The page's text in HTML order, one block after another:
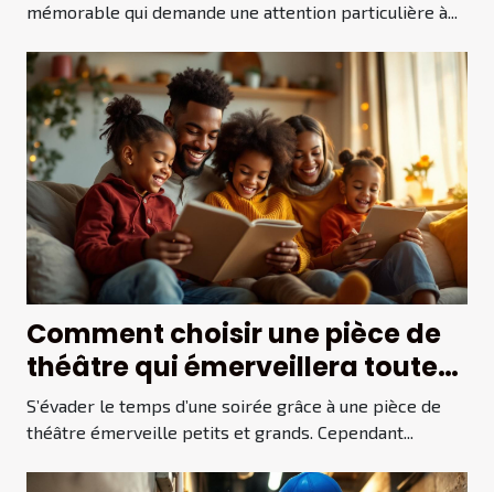
mémorable qui demande une attention particulière à...
Comment choisir une pièce de
théâtre qui émerveillera toute
la famille ?
S’évader le temps d’une soirée grâce à une pièce de
théâtre émerveille petits et grands. Cependant...